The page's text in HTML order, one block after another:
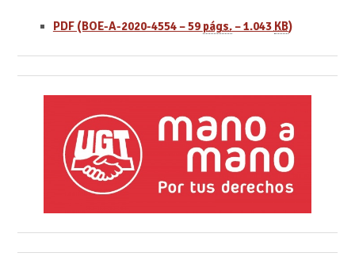
PDF (BOE-A-2020-4554 – 59 págs.– 1.043 KB)